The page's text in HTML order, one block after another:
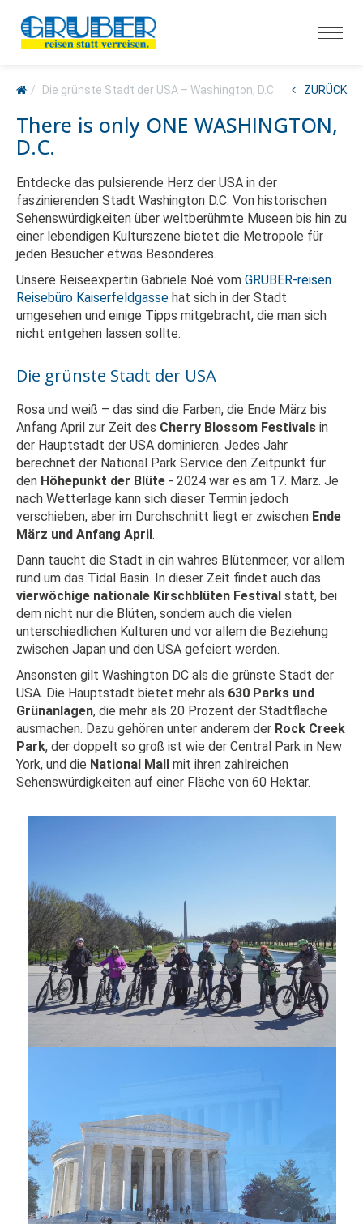
Die grünste Stadt der USA – Washington, D.C. ZURÜCK
There is only ONE WASHINGTON,
D.C.
Entdecke das pulsierende Herz der USA in der
faszinierenden Stadt Washington D.C. Von historischen
Sehenswürdigkeiten über weltberühmte Museen bis hin zu
einer lebendigen Kulturszene bietet die Metropole für
jeden Besucher etwas Besonderes.
Unsere Reiseexpertin Gabriele Noé vom GRUBER-reisen
Reisebüro Kaiserfeldgasse hat sich in der Stadt
umgesehen und einige Tipps mitgebracht, die man sich
nicht entgehen lassen sollte.
Die grünste Stadt der USA
Rosa und weiß – das sind die Farben, die Ende März bis
Anfang April zur Zeit des Cherry Blossom Festivals in
der Hauptstadt der USA dominieren. Jedes Jahr
berechnet der National Park Service den Zeitpunkt für
den Höhepunkt der Blüte - 2024 war es am 17. März. Je
nach Wetterlage kann sich dieser Termin jedoch
verschieben, aber im Durchschnitt liegt er zwischen Ende
März und Anfang April.
Dann taucht die Stadt in ein wahres Blütenmeer, vor allem
rund um das Tidal Basin. In dieser Zeit findet auch das
vierwöchige nationale Kirschblüten Festival statt, bei
dem nicht nur die Blüten, sondern auch die vielen
unterschiedlichen Kulturen und vor allem die Beziehung
zwischen Japan und den USA gefeiert werden.
Ansonsten gilt Washington DC als die grünste Stadt der
USA. Die Hauptstadt bietet mehr als 630 Parks und
Grünanlagen, die mehr als 20 Prozent der Stadtfläche
ausmachen. Dazu gehören unter anderem der Rock Creek
Park, der doppelt so groß ist wie der Central Park in New
York, und die National Mall mit ihren zahlreichen
Sehenswürdigkeiten auf einer Fläche von 60 Hektar.